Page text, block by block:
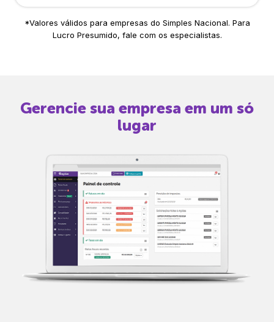
*Valores válidos para empresas do Simples Nacional. Para
Lucro Presumido, fale com os especialistas.
Gerencie sua empresa em um só
lugar